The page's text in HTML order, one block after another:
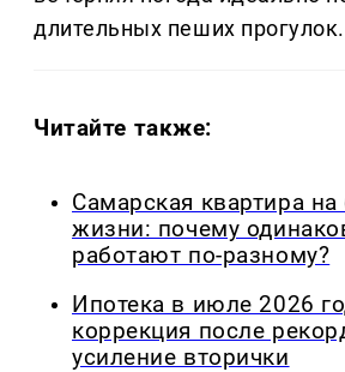
длительных пеших прогулок.
Читайте также:
Самарская квартира на
жизни: почему
работают по-разному?
Ипотека в июле 2026
коррекция после
усиление вторички